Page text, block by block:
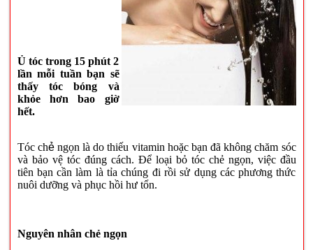
Ủ tóc trong 15 phút 2
lần mỗi tuần bạn sẽ
thấy tóc bóng và
khỏe hơn bao giờ
hết.
Tóc chẻ ngọn là do thiếu vitamin hoặc bạn đã không chăm sóc
và bảo vệ tóc đúng cách. Để loại bỏ tóc chẻ ngọn, việc đầu
tiên bạn cần làm là tỉa chúng đi rồi sử dụng các phương thức
nuôi dưỡng và phục hồi hư tổn.
Nguyên nhân chẻ ngọn